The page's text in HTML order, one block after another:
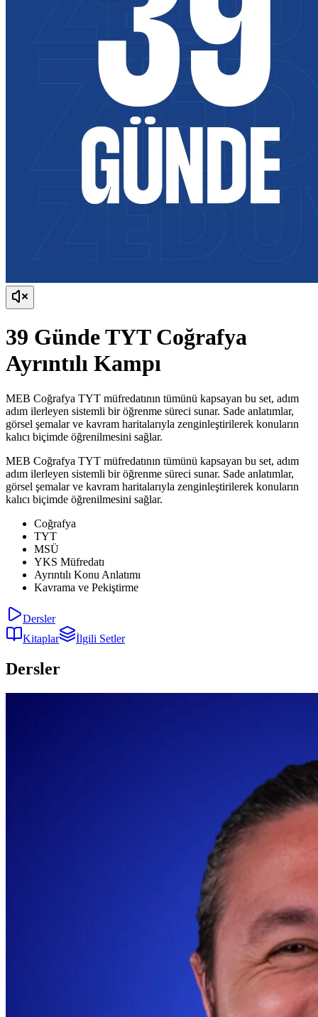
39 Günde TYT Coğrafya
Ayrıntılı Kampı
MEB Coğrafya TYT müfredatının tümünü kapsayan bu set, adım
adım ilerleyen sistemli bir öğrenme süreci sunar. Sade anlatımlar,
görsel şemalar ve kavram haritalarıyla zenginleştirilerek konuların
kalıcı biçimde öğrenilmesini sağlar.
MEB Coğrafya TYT müfredatının tümünü kapsayan bu set, adım
adım ilerleyen sistemli bir öğrenme süreci sunar. Sade anlatımlar,
görsel şemalar ve kavram haritalarıyla zenginleştirilerek konuların
kalıcı biçimde öğrenilmesini sağlar.
Coğrafya
TYT
MSÜ
YKS Müfredatı
Ayrıntılı Konu Anlatımı
Kavrama ve Pekiştirme
Dersler
Kitaplar
İlgili Setler
Dersler